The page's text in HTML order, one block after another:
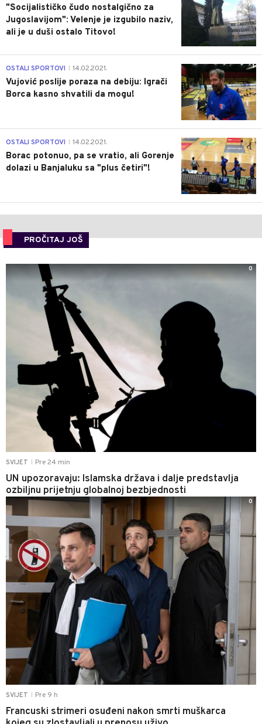
"Socijalističko čudo nostalgično za
Jugoslavijom": Velenje je izgubilo naziv,
ali je u duši ostalo Titovo!
1
OSTALI SPORTOVI 14.02.2021.
Vujović poslije poraza na debiju: Igrači
Borca kasno shvatili da mogu!
3
OSTALI SPORTOVI 14.02.2021.
Borac potonuo, pa se vratio, ali Gorenje
dolazi u Banjaluku sa "plus četiri"!
PROČITAJ JOŠ
SVIJET Pre 24 min
UN upozoravaju: Islamska država i dalje predstavlja
ozbiljnu prijetnju globalnoj bezbjednosti
0
SVIJET Pre 9 h
Francuski strimeri osuđeni nakon smrti muškarca
0